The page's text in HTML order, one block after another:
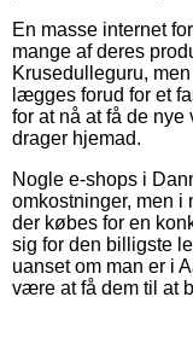
En masse internet
mange af deres
Krusedulleguru,
lægges forud for et
for at nå at få de
drager hjemad.
Nogle e-shops i
omkostninger, men
der købes for en
sig for den billigste
uanset om man er i
være at få dem til at